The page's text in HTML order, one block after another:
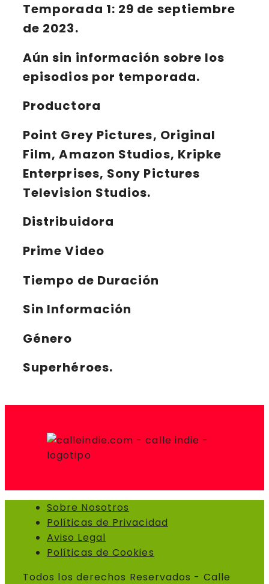
Temporada 1: 29 de septiembre
de 2023.
Aún sin información sobre los
episodios por temporada.
Productora
Point Grey Pictures, Original
Film, Amazon Studios, Kripke
Enterprises, Sony Pictures
Television Studios.
Distribuidora
Prime Video
Tiempo de Duración
Sin Información
Género
Superhéroes.
Sobre Nosotros
Políticas de Privacidad
Aviso Legal
Políticas de Cookies
Todos los derechos Reservados - Calle